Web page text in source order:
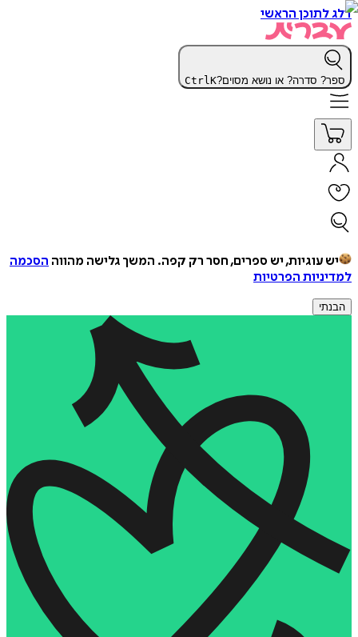
דלג לתוכן הראשי
ספר? סדרה? או נושא מסוים? CtrlK
יש עוגיות, יש ספרים, חסר רק קפה. המשך גלישה מהווה הסכמה
למדיניות הפרטיות
הבנתי